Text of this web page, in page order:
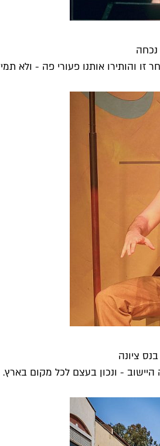
ציונה
- ונכון בעצם לכל מקום בארץ.